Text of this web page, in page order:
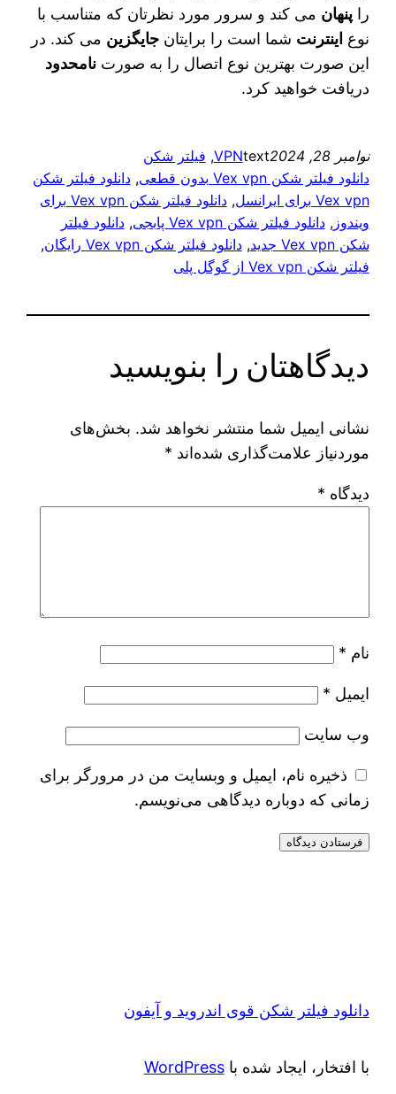
راپنهان می‌ کند و سرور مورد نظرتان که متناسب با
نوع اینترنت شما است را برایتانجایگزین می‌ کند. در
این صورت بهترین نوع اتصال را به صورتنامحدود
دریافت خواهید کرد.
نوامبر 28, 2024 text
VPN
, فیلتر شکن
دانلود فیلتر شکن Vex vpn بدون قطعی
, دانلود فیلتر شکن
Vex vpn برای ایرانسل
,
دانلود فیلتر شکن Vex vpn برای
ویندوز, دانلود فیلتر شکن Vex vpn پابجی , دانلود فیلتر
شکن Vex vpn جدید
, دانلود فیلتر شکن Vex vpn رایگان
,
فیلتر شکن Vex vpn از گوگل پلی
دیدگاهتان را بنویسید
نشانی ایمیل شما منتشر نخواهد شد. بخش‌های
موردنیاز علامت‌گذاری شده‌اند *
دیدگاه *
نام *
ایمیل *
وب‌ سایت
ذخیره نام، ایمیل و وبسایت من در مرورگر برای
زمانی که دوباره دیدگاهی می‌نویسم.
دانلود فیلتر شکن قوی اندروید و آیفون
با افتخار، ایجاد شده باWordPress